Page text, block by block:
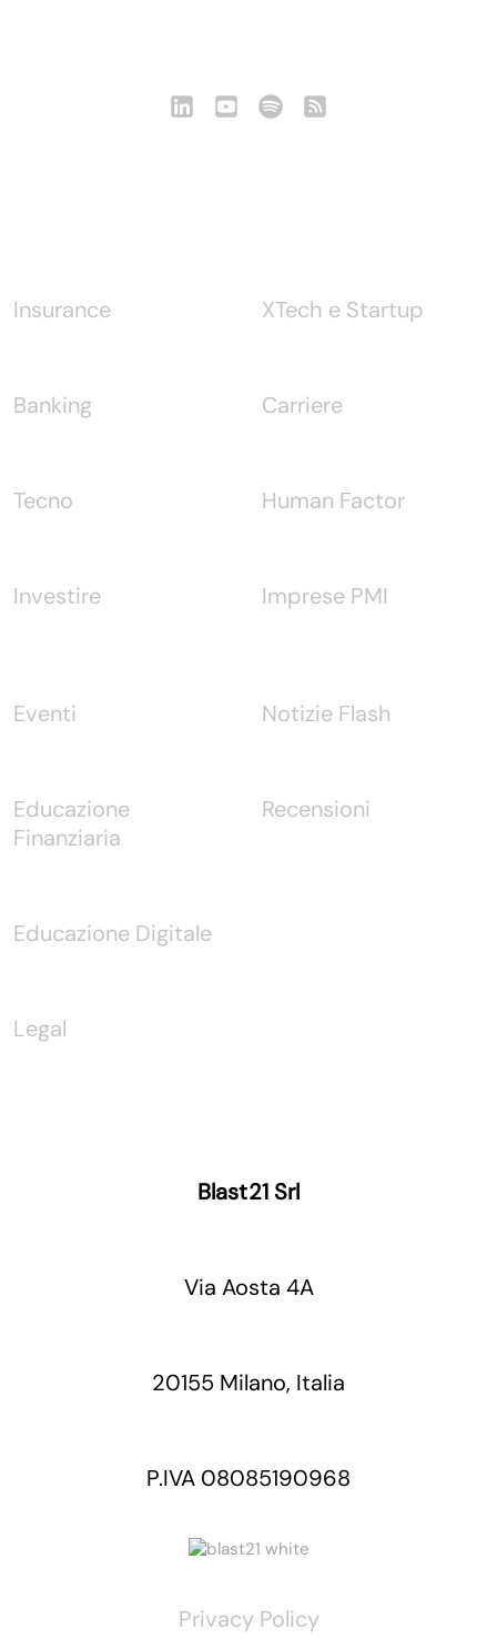
Insurance
Banking
Tecno
Investire
XTech e Startup
Carriere
Human Factor
Imprese PMI
Eventi
Educazione
Finanziaria
Educazione Digitale
Legal
Notizie Flash
Recensioni
Blast21 Srl
Via Aosta 4A
20155 Milano, Italia
P.IVA 08085190968
Privacy Policy